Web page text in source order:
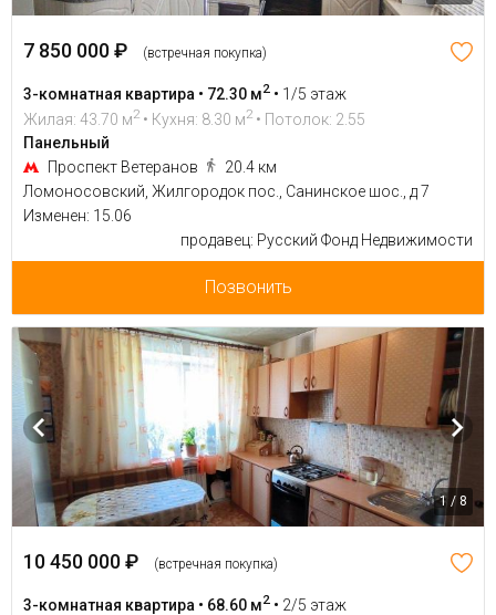
7 850 000 ₽ (встречная покупка)
3-комнатная квартира • 72.30 м2 • 1/5 этаж
Жилая: 43.70 м2 • Кухня: 8.30 м2 • Потолок: 2.55
Панельный
Проспект Ветеранов
20.4 км
Ломоносовский, Жилгородок пос., Санинское шос., д 7
Изменен: 15.06
продавец: Русский Фонд Недвижимости
Позвонить
1 / 8
10 450 000 ₽ (встречная покупка)
3-комнатная квартира • 68.60 м2 • 2/5 этаж